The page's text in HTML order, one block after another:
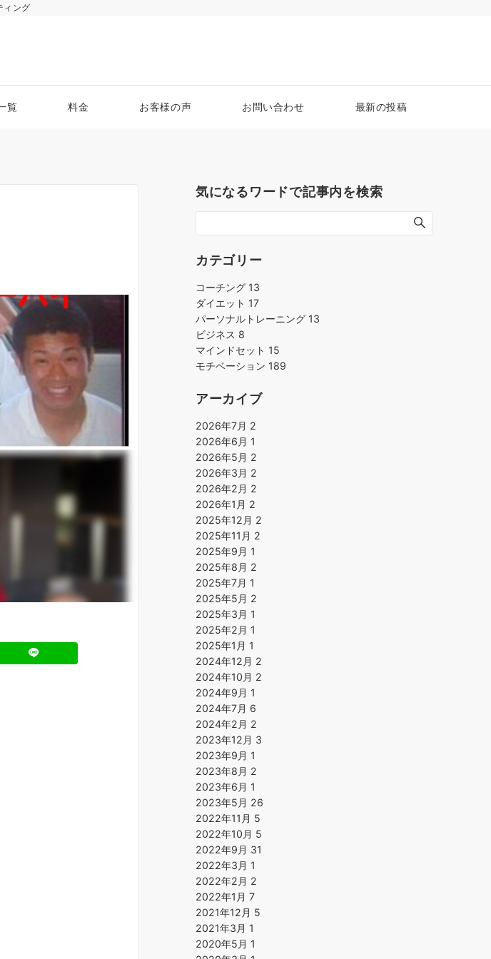
ィング
覧 料金 お客様の声 お問い合わせ 最新の投稿
気になるワードで記事内を検索
カテゴリー
コーチング 13
ダイエット 17
パーソナルトレーニング 13
ビジネス 8
マインドセット 15
モチベーション 189
アーカイブ
2026年7月 2
2026年6月 1
2026年5月 2
2026年3月 2
2026年2月 2
2026年1月 2
2025年12月 2
2025年11月 2
2025年9月 1
2025年8月 2
2025年7月 1
2025年5月 2
2025年3月 1
2025年2月 1
2025年1月 1
2024年12月 2
2024年10月 2
2024年9月 1
2024年7月 6
2024年2月 2
2023年12月 3
2023年9月 1
2023年8月 2
2023年6月 1
2023年5月 26
2022年11月 5
2022年10月 5
2022年9月 31
2022年3月 1
2022年2月 2
2022年1月 7
2021年12月 5
2021年3月 1
2020年5月 1